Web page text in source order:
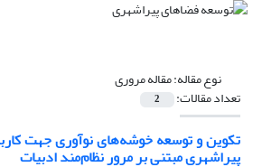
نوع مقاله:مقاله مروری
تعداد مقالات: 2
تکوین و توسعه خوشه‌های نوآوری جهت
پیراشهری مبتنی بر مرور نظام‌مند ادبیات